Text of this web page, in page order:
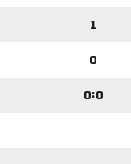
1
0
0:0